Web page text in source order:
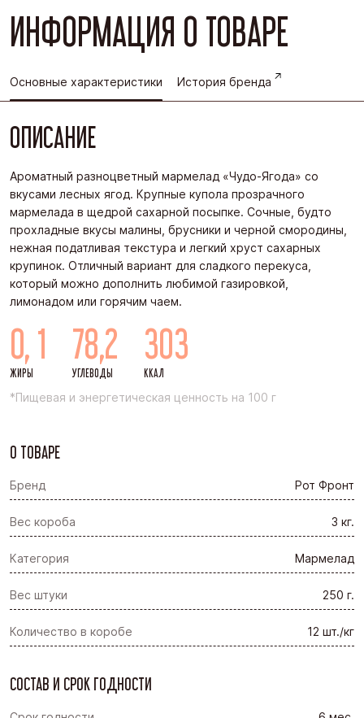
ИНФОРМАЦИЯ О ТОВАРЕ
Основные характеристики История бренда
ОПИСАНИЕ
Ароматный разноцветный мармелад «Чудо-Ягода» со
вкусами лесных ягод. Крупные купола прозрачного
мармелада в щедрой сахарной посыпке. Сочные, будто
прохладные вкусы малины, брусники и черной смородины,
нежная податливая текстура и легкий хруст сахарных
крупинок. Отличный вариант для сладкого перекуса,
который можно дополнить любимой газировкой,
лимонадом или горячим чаем.
0, 1
ЖИРЫ
78,2
УГЛЕВОДЫ
303
ККАЛ
*Пищевая и энергетическая ценность на 100 г
О ТОВАРЕ
Бренд Рот Фронт
Вес короба 3 кг.
Категория Мармелад
Вес штуки 250 г.
Количество в коробе 12 шт./кг
СОСТАВ И СРОК ГОДНОСТИ